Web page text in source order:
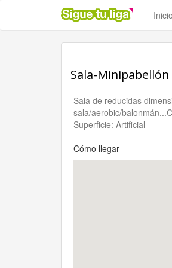
Inicio
Sala-Minipabellón
Sala de reducidas
sala/aerobic/
Superficie: Artificial
Cómo llegar